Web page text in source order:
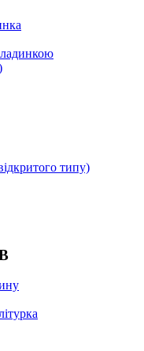
типу)